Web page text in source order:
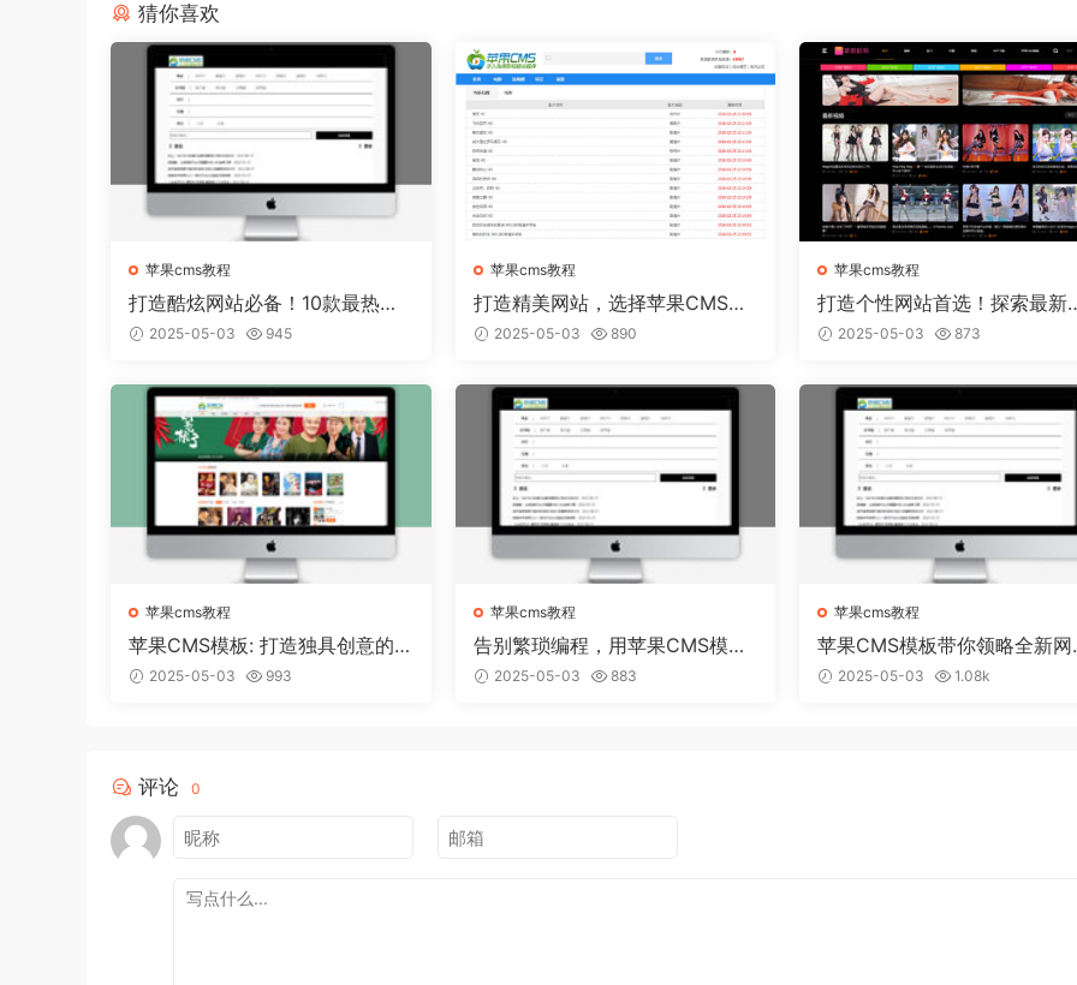
猜你喜欢
苹果cms教程
打造酷炫网站必备！10款最热门
的苹果CMS模板推荐
2025-05-03 945
苹果cms教程
打造精美网站，选择苹果CMS模
板从容实现
2025-05-03 890
苹果cms教程
打造个性网站首选！探索最新
果CMS模板趋势
2025-05-03 873
苹果cms教程
苹果CMS模板: 打造独具创意的
个人博客！
2025-05-03 993
苹果cms教程
告别繁琐编程，用苹果CMS模板
轻松搭建个性网站
2025-05-03 883
苹果cms教程
苹果CMS模板带你领略全新网
视觉盛宴
2025-05-03 1.08k
评论 0